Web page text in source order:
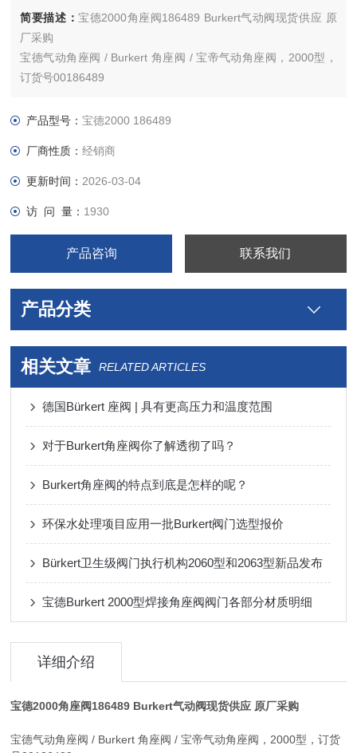
简要描述：宝德2000角座阀186489 Burkert气动阀现货供应 原
厂采购
宝德气动角座阀 / Burkert 角座阀 / 宝帝气动角座阀，2000型，
订货号00186489
Burkert气动角座阀 186489，是一款2000型气动角座阀G1寸
产品型号：宝德2000 186489
厂商性质：经销商
更新时间： 2026-03-04
访 问 量： 1930
产品咨询 联系我们
产品分类
相关文章 RELATED ARTICLES
德国Bürkert 座阀 | 具有更高压力和温度范围
对于Burkert角座阀你了解透彻了吗？
Burkert角座阀的特点到底是怎样的呢？
环保水处理项目应用一批Burkert阀门选型报价
Bürkert卫生级阀门执行机构2060型和2063型新品发布
宝德Burkert 2000型焊接角座阀阀门各部分材质明细
详细介绍
宝德2000角座阀186489 Burkert气动阀现货供应 原厂采购
宝德气动角座阀 / Burkert 角座阀 / 宝帝气动角座阀，2000型，订货